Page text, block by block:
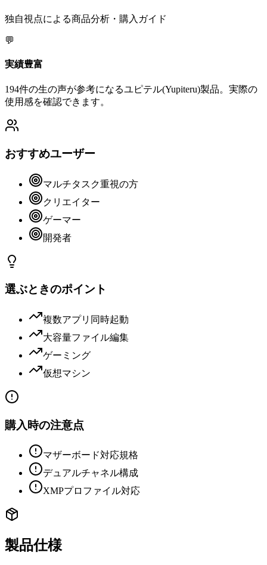
独自視点による商品分析・購入ガイド
💬
実績豊富
194件の生の声が参考になるユピテル(Yupiteru)製品。実際の
使用感を確認できます。
おすすめユーザー
マルチタスク重視の方
クリエイター
ゲーマー
開発者
選ぶときのポイント
複数アプリ同時起動
大容量ファイル編集
ゲーミング
仮想マシン
購入時の注意点
マザーボード対応規格
デュアルチャネル構成
XMPプロファイル対応
製品仕様